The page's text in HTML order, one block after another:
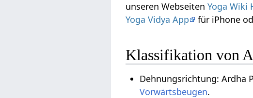
unseren WebseitenYoga Wiki
Yoga Vidya App
für iPhone
Klassifikation von
Dehnungsrichtung: Ardha
Vorwärtsbeugen.